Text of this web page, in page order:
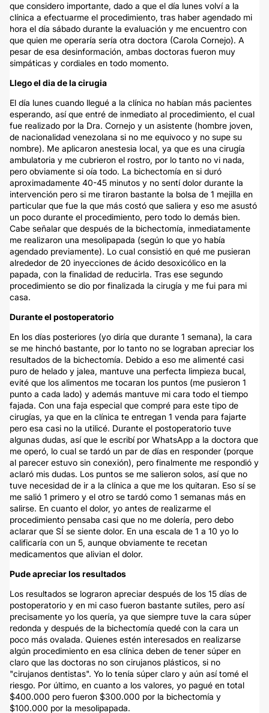
que considero importante, dado a que el día lunes volví a la
clínica a efectuarme el procedimiento, tras haber agendado mi
hora el día sábado durante la evaluación y me encuentro con
que quien me operaría sería otra doctora (Carola Cornejo). A
pesar de esa desinformación, ambas doctoras fueron muy
simpáticas y cordiales en todo momento.
Llego el dia de la cirugia
El día lunes cuando llegué a la clínica no habían más pacientes
esperando, así que entré de inmediato al procedimiento, el cual
fue realizado por la Dra. Cornejo y un asistente (hombre joven,
de nacionalidad venezolana si no me equivoco y no supe su
nombre). Me aplicaron anestesia local, ya que es una cirugía
ambulatoria y me cubrieron el rostro, por lo tanto no vi nada,
pero obviamente si oía todo. La bichectomía en si duró
aproximadamente 40-45 minutos y no sentí dolor durante la
intervención pero si me tiraron bastante la bolsa de 1 mejilla en
particular que fue la que más costó que saliera y eso me asustó
un poco durante el procedimiento, pero todo lo demás bien.
Cabe señalar que después de la bichectomía, inmediatamente
me realizaron una mesolipapada (según lo que yo había
agendado previamente). Lo cual consistió en qué me pusieran
alrededor de 20 inyecciones de ácido desoxicólico en la
papada, con la finalidad de reducirla. Tras ese segundo
procedimiento se dio por finalizada la cirugía y me fui para mi
casa.
Durante el postoperatorio
En los días posteriores (yo diría que durante 1 semana), la cara
se me hinchó bastante, por lo tanto no se lograban apreciar los
resultados de la bichectomía. Debido a eso me alimenté casi
puro de helado y jalea, mantuve una perfecta limpieza bucal,
evité que los alimentos me tocaran los puntos (me pusieron 1
punto a cada lado) y además mantuve mi cara todo el tiempo
fajada. Con una faja especial que compré para este tipo de
cirugías, ya que en la clínica te entregan 1 venda para fajarte
pero esa casi no la utilicé. Durante el postoperatorio tuve
algunas dudas, así que le escribí por WhatsApp a la doctora que
me operó, lo cual se tardó un par de días en responder (porque
al parecer estuvo sin conexión), pero finalmente me respondió y
aclaró mis dudas. Los puntos se me salieron solos, así que no
tuve necesidad de ir a la clínica a que me los quitaran. Eso sí se
me salió 1 primero y el otro se tardó como 1 semanas más en
salirse. En cuanto el dolor, yo antes de realizarme el
procedimiento pensaba casi que no me dolería, pero debo
aclarar que SÍ se siente dolor. En una escala de 1 a 10 yo lo
calificaría con un 5, aunque obviamente te recetan
medicamentos que alivian el dolor.
Pude apreciar los resultados
Los resultados se lograron apreciar después de los 15 días de
postoperatorio y en mi caso fueron bastante sutiles, pero así
precisamente yo los quería, ya que siempre tuve la cara súper
redonda y después de la bichectomía quedé con la cara un
poco más ovalada. Quienes estén interesados en realizarse
algún procedimiento en esa clínica deben de tener súper en
claro que las doctoras no son cirujanos plásticos, si no
"cirujanos dentistas". Yo lo tenía súper claro y aún así tomé el
riesgo. Por último, en cuanto a los valores, yo pagué en total
$400.000 pero fueron $300.000 por la bichectomía y
$100.000 por la mesolipapada.